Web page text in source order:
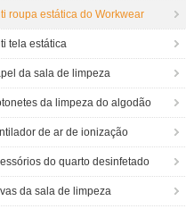
roupa estática do Workwear
tela estática
da sala de limpeza
da limpeza do algodão
de ar de ionização
do quarto desinfetado
da sala de limpeza